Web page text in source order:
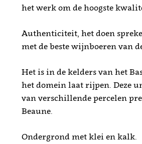
het werk om de hoogste
Authenticiteit, het doen
met de beste wijnboeren van
Het is in de kelders van het
het domein laat rijpen. Deze
van verschillende percelen
Beaune.
Ondergrond met klei en kalk.